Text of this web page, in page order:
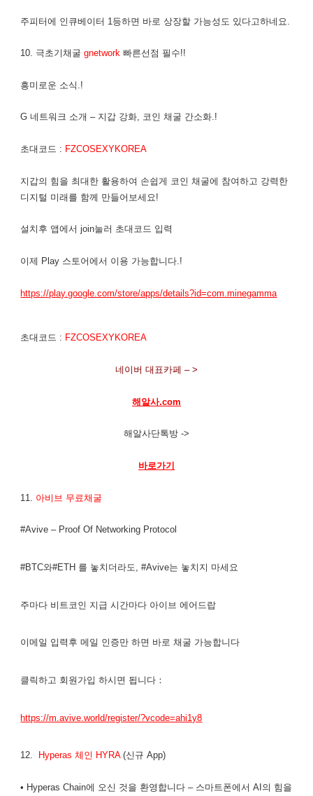
주피터에 인큐베이터 1등하면 바로 상장할 가능성도 있다고하네요.
10. 극초기채굴gnetwork 빠른선점 필수!!
흥미로운 소식.!
G 네트워크 소개 – 지갑 강화, 코인 채굴 간소화.!
초대코드 : FZCOSEXYKOREA
지갑의 힘을 최대한 활용하여 손쉽게 코인 채굴에 참여하고 강력한
디지털 미래를 함께 만들어보세요!
설치후 앱에서 join눌러 초대코드 입력
이제 Play 스토어에서 이용 가능합니다.!
https://play.google.com/store/apps/details?id=com.minegamma
초대코드 : FZCOSEXYKOREA
네이버 대표카페 – >
해알사.com
해알사단톡방 ->
바로가기
11. 아비브 무료채굴
#Avive – Proof Of Networking Protocol
#BTC와#ETH 를 놓치더라도, #Avive는 놓치지 마세요
주마다 비트코인 지급 시간마다 아이브 에어드랍
이메일 입력후 메일 인증만 하면 바로 채굴 가능합니다
클릭하고 회원가입 하시면 됩니다：
https://m.avive.world/register/?vcode=ahi1y8
12. Hyperas 체인 HYRA(신규 App)
• Hyperas Chain에 오신 것을 환영합니다 – 스마트폰에서 AI의 힘을